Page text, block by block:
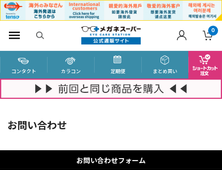
0
コンタクト カラコン 定期便 まとめ買い
お問い合わせ
お問い合わせフォーム